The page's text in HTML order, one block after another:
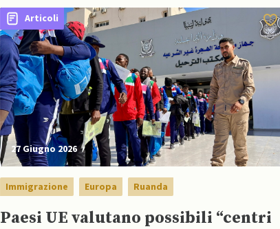
Articoli
27 Giugno 2026
Immigrazione Europa Ruanda
Paesi UE valutano possibili “centri